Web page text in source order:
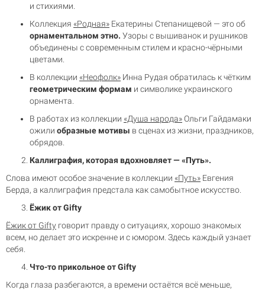
и стихиями.
Коллекция «Родная» Екатерины Степанищевой — это об
орнаментальном этно. Узоры с вышиванок и рушников
объединены с современным стилем и красно-чёрными
цветами.
В коллекции «Неофолк» Инна Рудая обратилась к чётким
геометрическим формам и символике украинского
орнамента.
В работах из коллекции «Душа народа»Ольги Гайдамаки
ожили образные мотивы в сценах из жизни, праздников,
обрядов.
Каллиграфия, которая вдохновляет — «Путь».
Слова имеют особое значение в коллекции «Путь» Евгения
Берда, а каллиграфия предстала как самобытное искусство.
Ёжик от Gifty
Ёжик от Gifty говорит правду о ситуациях, хорошо знакомых
всем, но делает это искренне и с юмором. Здесь каждый узнает
себя.
Что-то прикольное от Gifty
Когда глаза разбегаются, а времени остаётся всё меньше,